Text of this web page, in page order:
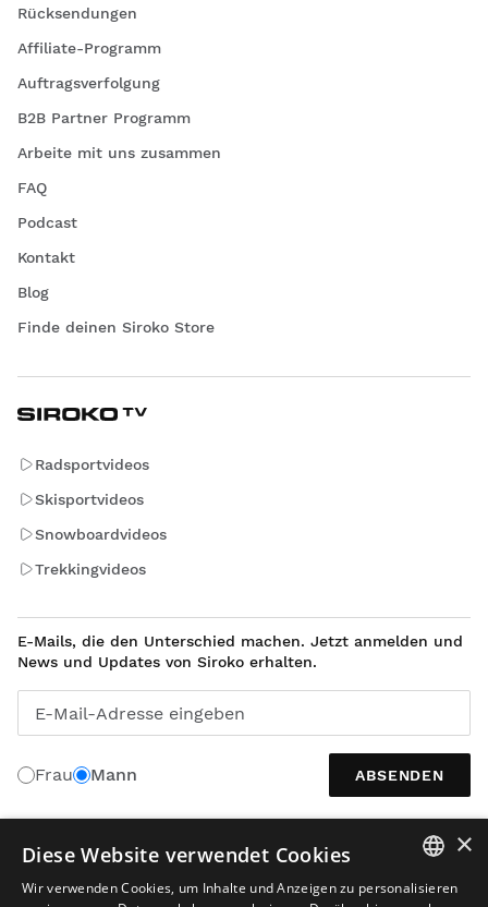
Rücksendungen
Affiliate-Programm
Auftragsverfolgung
B2B Partner Programm
Arbeite mit uns zusammen
FAQ
Podcast
Kontakt
Blog
Finde deinen Siroko Store
Radsportvideos
Skisportvideos
Snowboardvideos
Trekkingvideos
E-Mails, die den Unterschied machen. Jetzt anmelden und
News und Updates von Siroko erhalten.
E-Mail-Adresse eingeben
Frau Mann ABSENDEN
DEUTSCH
SPANISH
×
Diese Website verwendet Cookies
Wir verwenden Cookies, um Inhalte und Anzeigen zu personalisieren